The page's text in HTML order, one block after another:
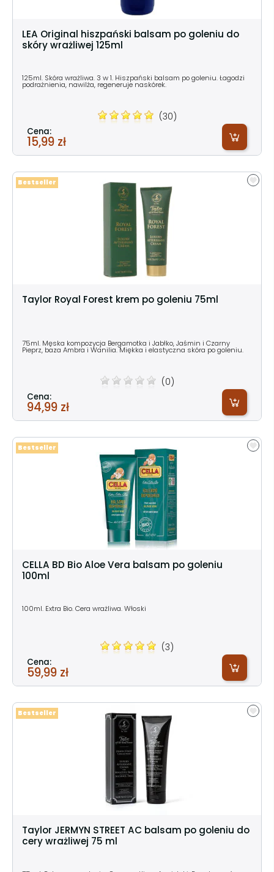
LEA Original hiszpański balsam po goleniu do
skóry wrażliwej 125ml
125ml. Skóra wrażliwa. 3 w 1. Hiszpański balsam po goleniu. Łagodzi
podrażnienia, nawilża, regeneruje naskórek.
(30)
Cena:
15,99 zł
Taylor Royal Forest krem po goleniu 75ml
75ml. Męska kompozycja Bergamotka i Jabłko, Jaśmin i Czarny
Pieprz, baza Ambra i Wanilia. Miękka i elastyczna skóra po goleniu.
(0)
Cena:
94,99 zł
Bestseller
CELLA BD Bio Aloe Vera balsam po goleniu
100ml
100ml. Extra Bio. Cera wrażliwa. Włoski
(3)
Cena:
59,99 zł
Bestseller
Taylor JERMYN STREET AC balsam po goleniu do
cery wrażliwej 75 ml
Bestseller